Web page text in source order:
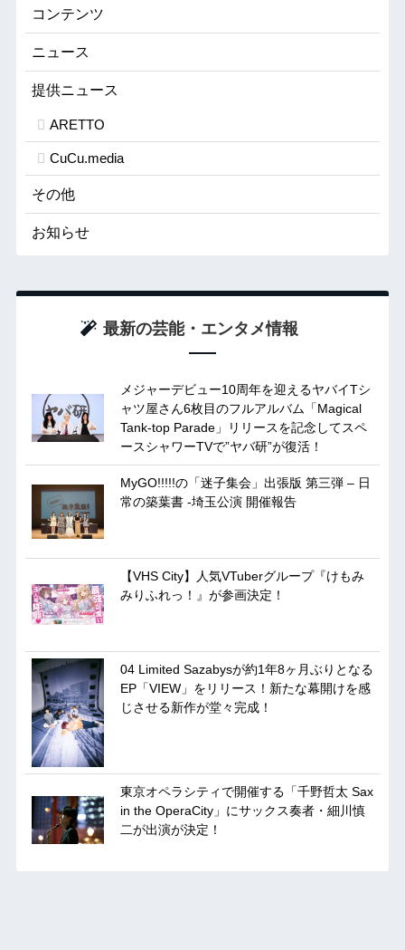
コンテンツ
ニュース
提供ニュース
ARETTO
CuCu.media
その他
お知らせ
最新の芸能・エンタメ情報
メジャーデビュー10周年を迎えるヤバイTシ
ャツ屋さん6枚目のフルアルバム「Magical
Tank-top Parade」リリースを記念してスペ
ースシャワーTVで”ヤバ研”が復活！
MyGO!!!!!の「迷子集会」出張版 第三弾 – 日
常の築葉書 -埼玉公演 開催報告
【VHS City】人気VTuberグループ『けもみ
みりふれっ！』が参画決定！
04 Limited Sazabysが約1年8ヶ月ぶりとなる
EP「VIEW」をリリース！新たな幕開けを感
じさせる新作が堂々完成！
東京オペラシティで開催する「千野哲太 Sax
in the OperaCity」にサックス奏者・細川慎
二が出演が決定！